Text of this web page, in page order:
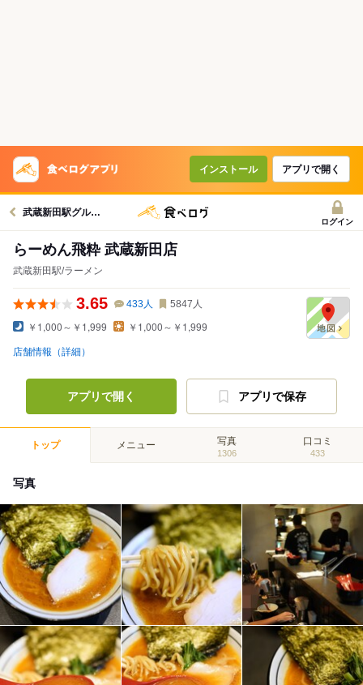
インストール アプリで開く
武蔵新田駅グルメへ
ログイン
らーめん飛粋 武蔵新田店
武蔵新田駅/ラーメン
3.65 433人 5847 人
￥1,000～￥1,999 ￥1,000～￥1,999
店舗情報（詳細）
アプリで開く アプリで保存
トップ メニュー 写真
1306
口コミ
433
写真